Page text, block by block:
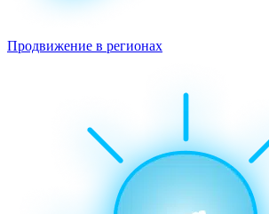
Продвижение в регионах